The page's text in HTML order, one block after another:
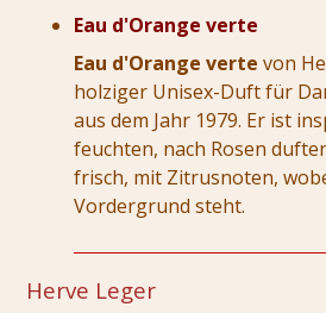
Eau d'Orange verte
Eau d'Orange vertevon
holziger Unisex-Duft für
aus dem Jahr 1979. Er ist
feuchten, nach Rosen
frisch, mit Zitrusnoten,
Vordergrund steht.
Herve Leger